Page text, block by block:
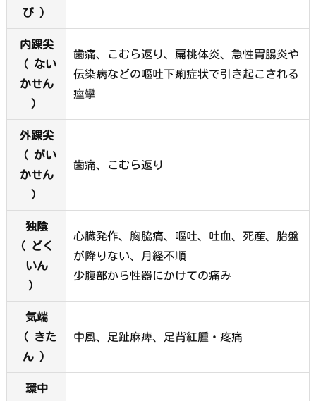
び ）
内踝尖
（ ない
かせん
）
歯痛、こむら返り、扁桃体炎、急性胃腸炎や
伝染病などの嘔吐下痢症状で引き起こされる
痙攣
外踝尖
（ がい
かせん
）
歯痛、こむら返り
独陰
( どく
いん
)
心臓発作、胸脇痛、嘔吐、吐血、死産、胎盤
が降りない、月経不順
少腹部から性器にかけての痛み
気端
（ きた
ん ）
中風、足趾麻痺、足背紅腫・疼痛
環中